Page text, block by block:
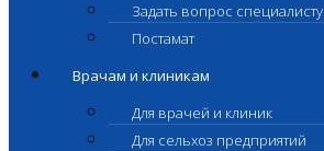
Задать вопрос специалисту
Постамат
Врачам и клиникам
Для врачей и клиник
Для сельхоз предприятий